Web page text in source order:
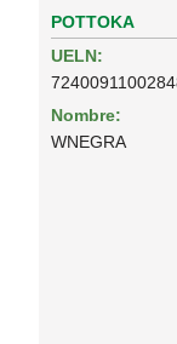
POTTOKA
UELN:
Nombre:
WNEGRA